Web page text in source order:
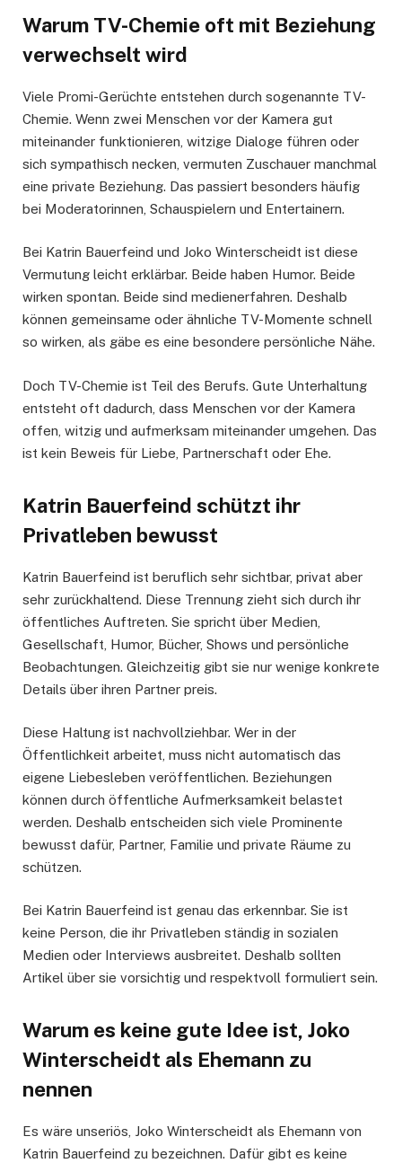
Warum TV-Chemie oft mit Beziehung
verwechselt wird
Viele Promi-Gerüchte entstehen durch sogenannte TV-
Chemie. Wenn zwei Menschen vor der Kamera gut
miteinander funktionieren, witzige Dialoge führen oder
sich sympathisch necken, vermuten Zuschauer manchmal
eine private Beziehung. Das passiert besonders häufig
bei Moderatorinnen, Schauspielern und Entertainern.
Bei Katrin Bauerfeind und Joko Winterscheidt ist diese
Vermutung leicht erklärbar. Beide haben Humor. Beide
wirken spontan. Beide sind medienerfahren. Deshalb
können gemeinsame oder ähnliche TV-Momente schnell
so wirken, als gäbe es eine besondere persönliche Nähe.
Doch TV-Chemie ist Teil des Berufs. Gute Unterhaltung
entsteht oft dadurch, dass Menschen vor der Kamera
offen, witzig und aufmerksam miteinander umgehen. Das
ist kein Beweis für Liebe, Partnerschaft oder Ehe.
Katrin Bauerfeind schützt ihr
Privatleben bewusst
Katrin Bauerfeind ist beruflich sehr sichtbar, privat aber
sehr zurückhaltend. Diese Trennung zieht sich durch ihr
öffentliches Auftreten. Sie spricht über Medien,
Gesellschaft, Humor, Bücher, Shows und persönliche
Beobachtungen. Gleichzeitig gibt sie nur wenige konkrete
Details über ihren Partner preis.
Diese Haltung ist nachvollziehbar. Wer in der
Öffentlichkeit arbeitet, muss nicht automatisch das
eigene Liebesleben veröffentlichen. Beziehungen
können durch öffentliche Aufmerksamkeit belastet
werden. Deshalb entscheiden sich viele Prominente
bewusst dafür, Partner, Familie und private Räume zu
schützen.
Bei Katrin Bauerfeind ist genau das erkennbar. Sie ist
keine Person, die ihr Privatleben ständig in sozialen
Medien oder Interviews ausbreitet. Deshalb sollten
Artikel über sie vorsichtig und respektvoll formuliert sein.
Warum es keine gute Idee ist, Joko
Winterscheidt als Ehemann zu
nennen
Es wäre unseriös, Joko Winterscheidt als Ehemann von
Katrin Bauerfeind zu bezeichnen. Dafür gibt es keine